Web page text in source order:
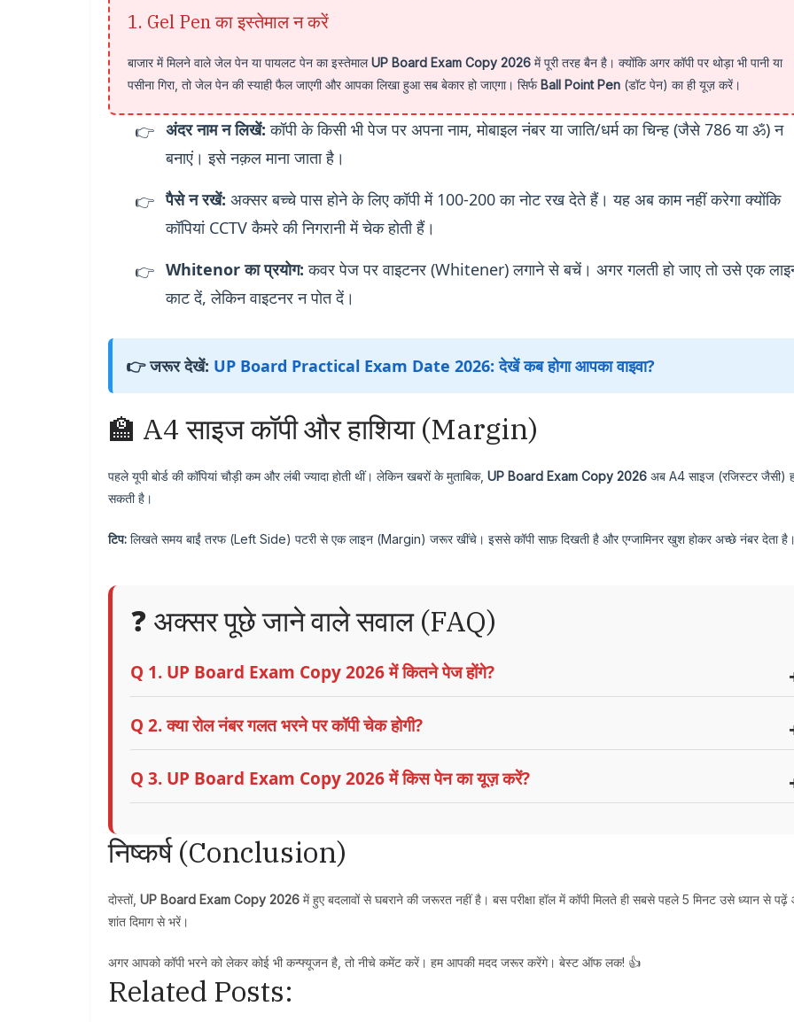
1. Gel Pen का इस्तेमाल न करें
बाजार में मिलने वाले जेल पेन या पायलट पेन का इस्तेमालUP Board Exam Copy 2026 में पूरी तरह बैन है। क्योंकि अगर कॉपी पर थोड़ा भी पानी या
पसीना गिरा, तो जेल पेन की स्याही फैल जाएगी और आपका लिखा हुआ सब बेकार हो जाएगा। सिर्फ Ball Point Pen (डॉट पेन) का ही यूज़ करें।
अंदर नाम न लिखें: कॉपी के किसी भी पेज पर अपना नाम, मोबाइल नंबर या जाति/धर्म का चिन्ह (जैसे 786 या ॐ) न
बनाएं। इसे नक़ल माना जाता है।
पैसे न रखें: अक्सर बच्चे पास होने के लिए कॉपी में 100-200 का नोट रख देते हैं। यह अब काम नहीं करेगा क्योंकि
कॉपियां CCTV कैमरे की निगरानी में चेक होती हैं।
Whitenor का प्रयोग: कवर पेज पर वाइटनर (Whitener) लगाने से बचें। अगर गलती हो जाए तो उसे एक
काट दें, लेकिन वाइटनर न पोत दें।
👉जरूर देखें: UP Board Practical Exam Date 2026: देखें कब होगा आपका वाइवा?
🏫 A4 साइज कॉपी और हाशिया (Margin)
पहले यूपी बोर्ड की कॉपियां चौड़ी कम और लंबी ज्यादा होती थीं। लेकिन खबरों के मुताबिक, UP Board Exam Copy 2026 अब A4 साइज (रजिस्टर जैसी)
सकती है।
टिप: लिखते समय बाईं तरफ (Left Side) पटरी से एक लाइन (Margin) जरूर खींचे। इससे कॉपी साफ़ दिखती है और एग्जामिनर खुश होकर अच्छे नंबर देता
❓ अक्सर पूछे जाने वाले सवाल (FAQ)
Q 1. UP Board Exam Copy 2026 में कितने पेज होंगे?
Q 2. क्या रोल नंबर गलत भरने पर कॉपी चेक होगी?
Q 3. UP Board Exam Copy 2026 में किस पेन का यूज़ करें?
निष्कर्ष (Conclusion)
दोस्तों, UP Board Exam Copy 2026 में हुए बदलावों से घबराने की जरूरत नहीं है। बस परीक्षा हॉल में कॉपी मिलते ही सबसे पहले 5 मिनट उसे ध्यान से
शांत दिमाग से भरें।
अगर आपको कॉपी भरने को लेकर कोई भी कन्फ्यूजन है, तो नीचे कमेंट करें। हम आपकी मदद जरूर करेंगे। बेस्ट ऑफ लक! 👍
Related Posts: